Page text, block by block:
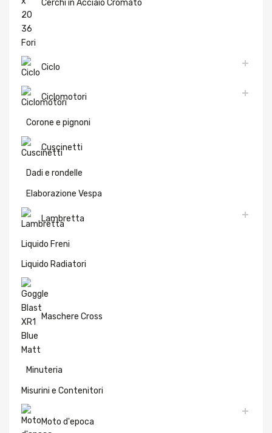
Cerchi in Acciaio Cromato
Ciclo
Ciclomotori
Corone e pignoni
Cuscinetti
Dadi e rondelle
Elaborazione Vespa
Lambretta
Liquido Freni
Liquido Radiatori
Maschere Cross
Minuteria
Misurini e Contenitori
Moto d'epoca